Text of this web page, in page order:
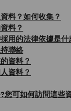
料？如何收集？
料？
用的法律依據是什
聯絡
資料？
資料？
您可如何訪問這些